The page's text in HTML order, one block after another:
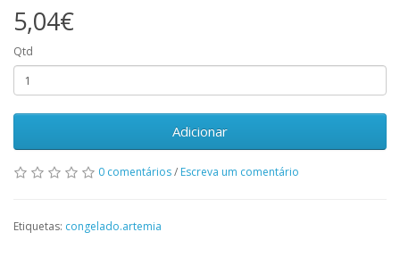
5,04€
Qtd
Adicionar
0 comentários/ Escreva um comentário
Etiquetas: congelado.artemia